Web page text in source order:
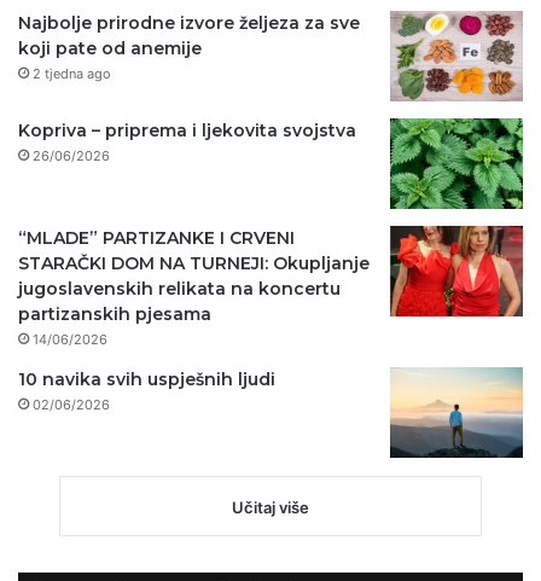
Najbolje prirodne izvore željeza za sve
koji pate od anemije
2 tjedna ago
Kopriva – priprema i ljekovita svojstva
26/06/2026
“MLADE” PARTIZANKE I CRVENI
STARAČKI DOM NA TURNEJI: Okupljanje
jugoslavenskih relikata na koncertu
partizanskih pjesama
14/06/2026
10 navika svih uspješnih ljudi
02/06/2026
Učitaj više